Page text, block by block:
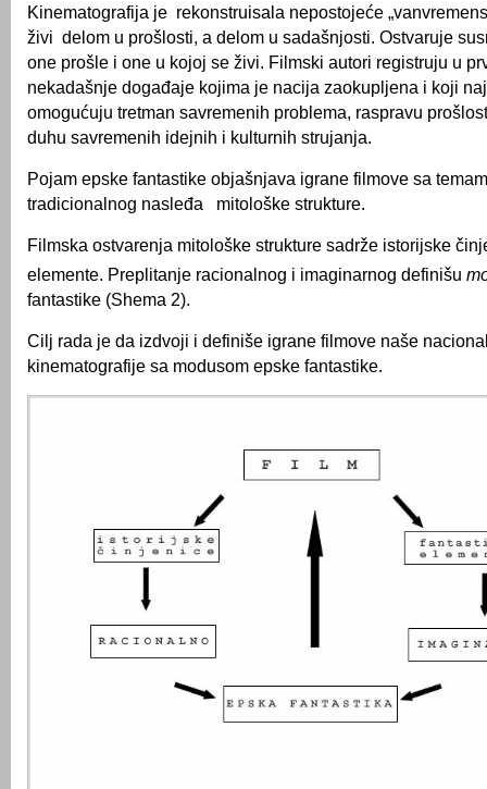
Kinematografija je rekonstruisala nepostojeće
živi delom u prošlosti, a delom u sadašnjosti. Ostvaruje
one prošle i one u kojoj se živi. Filmski autori registruju u
nekadašnje događaje kojima je nacija zaokupljena i koji
omogućuju tretman savremenih problema, raspravu
duhu savremenih idejnih i kulturnih strujanja.
Pojam epske fantastike objašnjava igrane filmove sa
tradicionalnog nasleđa mitološke strukture.
Filmska ostvarenja mitološke strukture sadrže istorijske
elemente. Preplitanje racionalnog i imaginarnog definišu
fantastike (Shema 2).
Cilj rada je da izdvoji i definiše igrane filmove naše
kinematografije sa modusom epske fantastike.